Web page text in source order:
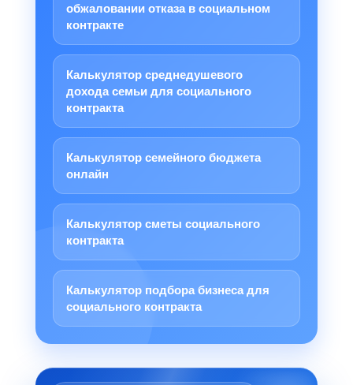
обжаловании отказа в социальном
контракте
Калькулятор среднедушевого
дохода семьи для социального
контракта
Калькулятор семейного бюджета
онлайн
Калькулятор сметы социального
контракта
Калькулятор подбора бизнеса для
социального контракта